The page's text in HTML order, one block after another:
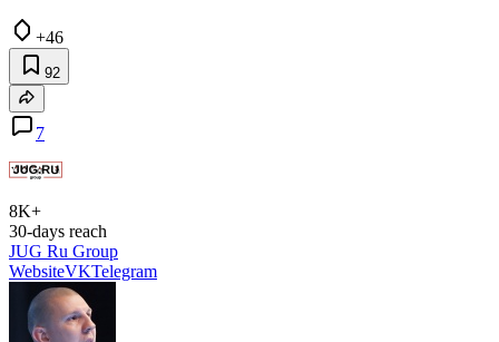
+46
92
7
8K+
30-days reach
JUG Ru Group
WebsiteVKTelegram